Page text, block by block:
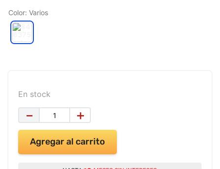
Color: Varios
En stock
＋
－
Agregar al carrito